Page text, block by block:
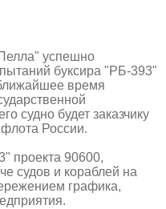
успешно
буксира "РБ-393"
время
судно будет заказчику
флота России.
проекта 90600,
судов и кораблей на
графика,